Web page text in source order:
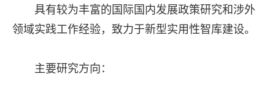
具有较为丰富的国际国内发展政策研究和涉外
领域实践工作经验，致力于新型实用性智库建设。
主要研究方向：